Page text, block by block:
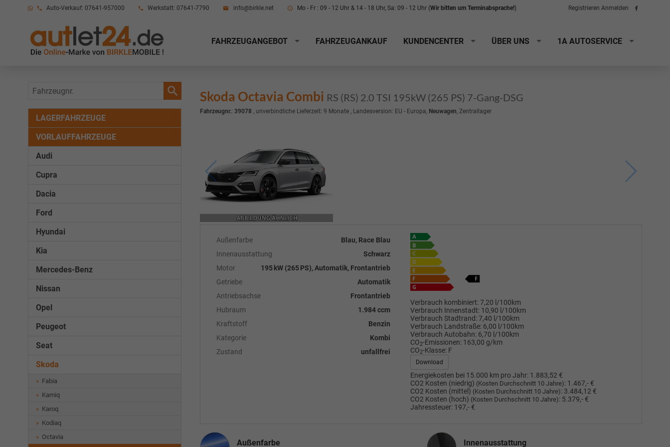
Auto-Verkauf: 07641-957000 Werkstatt: 07641-7790 info@birkle.net Mo - Fr : 09 - 12 Uhr & 14 - 18 Uhr, Sa: 09 - 12 Uhr (Wir bitten um Terminabsprache!) Registrieren Anmelden
Folge
FAHRZEUGANGEBOT FAHRZEUGANKAUF KUNDENCENTER ÜBER UNS 1A AUTOSERVICE
Skoda Octavia Combi RS (RS) 2.0 TSI 195kW (265 PS) 7-Gang-DSG
Fahrzeugnr.: 39078 , unverbindliche Lieferzeit: 9 Monate, Landesversion: EU - Europa, Neuwagen, Zentrallager
Außenfarbe
Blau, Race Blau
Innenausstattung
Schwarz
Motor
195 kW (265 PS), Automatik, Frontantrieb
Getriebe
Automatik
Antriebsachse
Frontantrieb
Hubraum
1.984 ccm
Kraftstoff
Benzin
Kategorie
Kombi
Zustand
unfallfrei
Verbrauch kombiniert:7,20 l/100km
Verbrauch Innenstadt: 10,90 l/100km
Verbrauch Stadtrand:7,40 l/100km
Verbrauch Landstraße: 6,00 l/100km
Verbrauch Autobahn: 6,70 l/100km
CO2-Emissionen: 163,00 g/km
CO2-Klasse: F
Download
Energiekosten bei 15.000 km pro Jahr: 1.883,52 €
CO2 Kosten (niedrig) (Kosten Durchschnitt 10 Jahre): 1.467,- €
CO2 Kosten (mittel) (Kosten Durchschnitt 10 Jahre): 3.484,12 €
CO2 Kosten (hoch) (Kosten Durchschnitt 10 Jahre): 5.379,- €
Jahressteuer: 197,- €
Außenfarbe
Innenausstattung
Innenausstattung
Fahrzeugnr.
LAGERFAHRZEUGE
VORLAUFFAHRZEUGE
Audi
Cupra
Dacia
Ford
Hyundai
Kia
Mercedes-Benz
Nissan
Opel
Peugeot
Seat
Skoda
Fabia
Kamiq
Karoq
Kodiaq
Octavia